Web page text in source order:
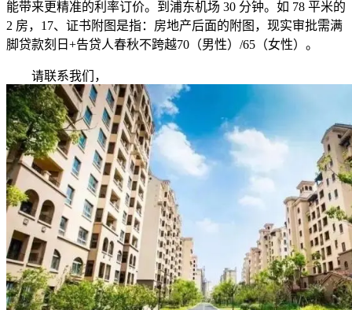
能带来更精准的利率订价。到浦东机场 30 分钟。如 78 平米的
2 房，17、证书附图是指：房地产后面的附图，现实审批需满
脚贷款刻日+告贷人春秋不跨越70（男性）/65（女性）。
请联系我们，